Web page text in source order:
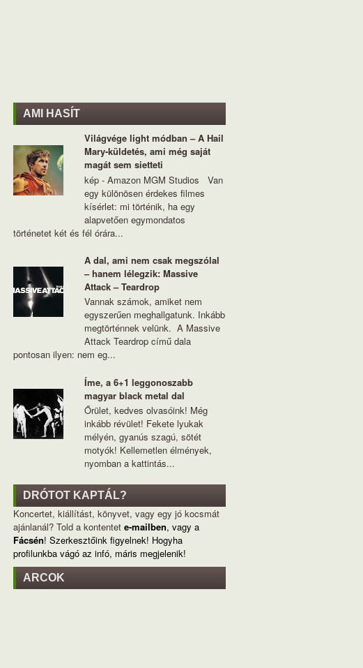
AMI HASÍT
Világvége light módban – A Hail
Mary-küldetés, ami még saját
magát sem sietteti
kép - Amazon MGM Studios Van
egy különösen érdekes filmes
kísérlet: mi történik, ha egy
alapvetően egymondatos
történetet két és fél órára...
A dal, ami nem csak megszólal
– hanem lélegzik: Massive
Attack – Teardrop
Vannak számok, amiket nem
egyszerűen meghallgatunk. Inkább
megtörténnek velünk. A Massive
Attack Teardrop című dala
pontosan ilyen: nem eg...
Íme, a 6+1 leggonoszabb
magyar black metal dal
Őrület, kedves olvasóink! Még
inkább révület! Fekete lyukak
mélyén, gyanús szagú, sötét
motyók! Kellemetlen élmények,
nyomban a kattintás...
DRÓTOT KAPTÁL?
Koncertet, kiállítást, könyvet, vagy egy jó kocsmát
ajánlanál? Told a kontentet e-mailben, vagy a
Fácsén! Szerkesztőink figyelnek! Hogyha
profilunkba vágó az infó, máris megjelenik!
ARCOK